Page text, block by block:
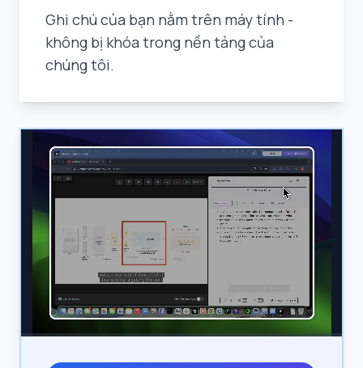
Ghi chú của bạn nằm trên máy tính -
không bị khóa trong nền tảng của
chúng tôi.